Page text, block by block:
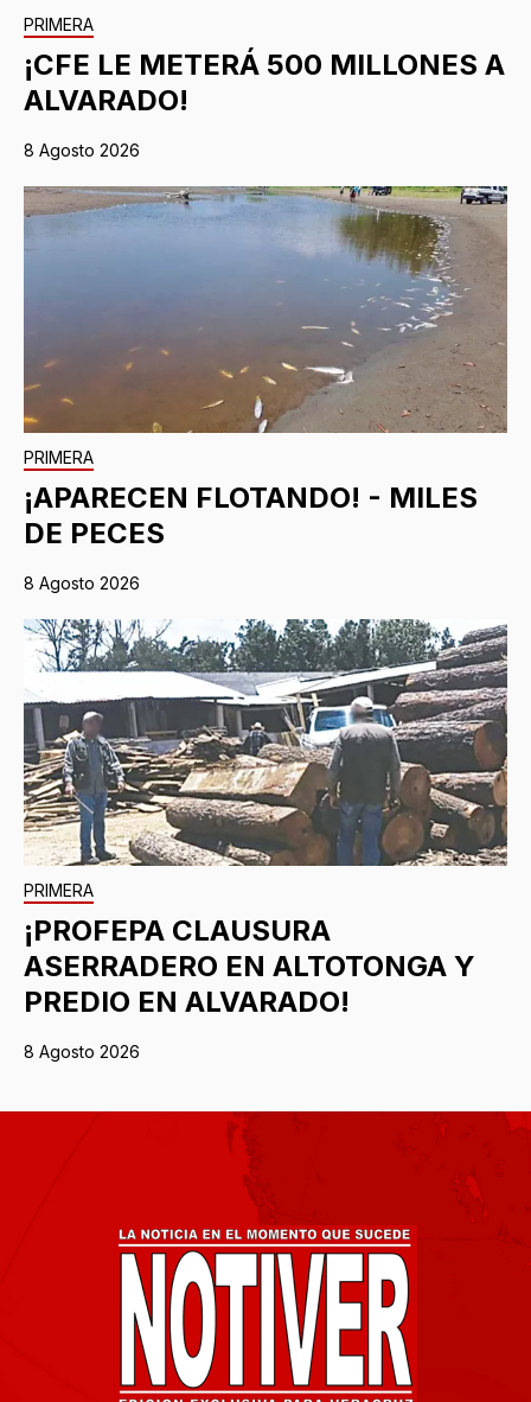
PRIMERA
¡CFE LE METERÁ 500 MILLONES A
ALVARADO!
8 Agosto 2026
PRIMERA
¡APARECEN FLOTANDO! - MILES
DE PECES
8 Agosto 2026
PRIMERA
¡PROFEPA CLAUSURA
ASERRADERO EN ALTOTONGA Y
PREDIO EN ALVARADO!
8 Agosto 2026